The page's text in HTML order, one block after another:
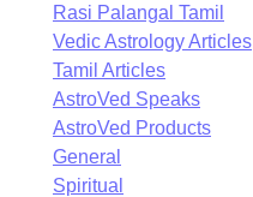
Rasi Palangal Tamil
Vedic Astrology Articles
Tamil Articles
AstroVed Speaks
AstroVed Products
General
Spiritual